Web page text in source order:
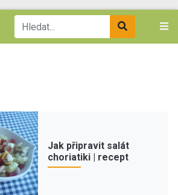
Jak připravit salát
choriatiki | recept